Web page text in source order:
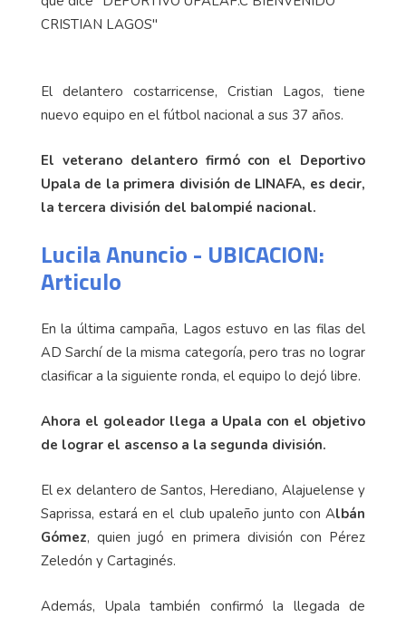
El delantero costarricense, Cristian Lagos, tiene
nuevo equipo en el fútbol nacional a sus 37 años.
El veterano delantero firmó con el Deportivo
Upala de la primera división de LINAFA, es decir,
la tercera división del balompié nacional.
Lucila Anuncio - UBICACION:
Articulo
En la última campaña, Lagos estuvo en las filas del
AD Sarchí de la misma categoría, pero tras no lograr
clasificar a la siguiente ronda, el equipo lo dejó libre.
Ahora el goleador llega a Upala con el objetivo
de lograr el ascenso a la segunda división.
El ex delantero de Santos, Herediano, Alajuelense y
Saprissa, estará en el club upaleño junto con Albán
Gómez, quien jugó en primera división con Pérez
Zeledón y Cartaginés.
Además, Upala también confirmó la llegada de